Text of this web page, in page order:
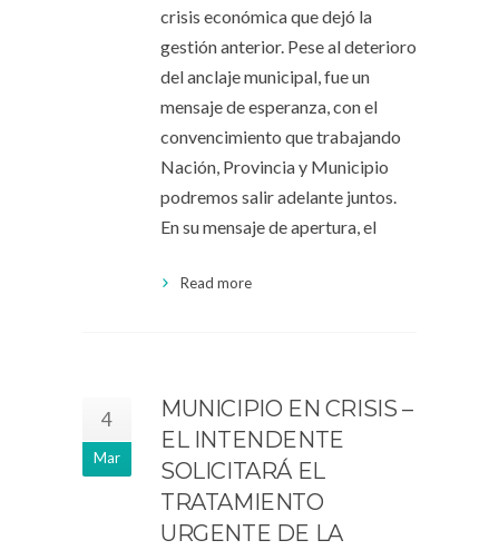
crisis económica que dejó la
gestión anterior. Pese al deterioro
del anclaje municipal, fue un
mensaje de esperanza, con el
convencimiento que trabajando
Nación, Provincia y Municipio
podremos salir adelante juntos.
En su mensaje de apertura, el
Read more
4
Mar
MUNICIPIO EN CRISIS –
EL INTENDENTE
SOLICITARÁ EL
TRATAMIENTO
URGENTE DE LA